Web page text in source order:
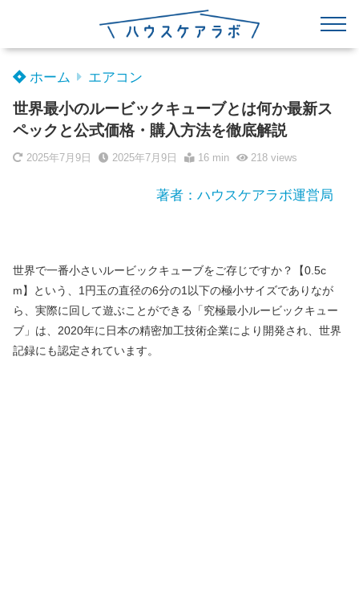
ホーム エアコン
世界最小のルービックキューブとは何か最新ス
ペックと公式価格・購入方法を徹底解説
2025年7月9日 2025年7月9日 16 min 218views
著者：ハウスケアラボ運営局
世界で一番小さいルービックキューブをご存じですか？【0.5c
m】という、1円玉の直径の6分の1以下の極小サイズでありなが
ら、実際に回して遊ぶことができる「究極最小ルービックキュー
ブ」は、2020年に日本の精密加工技術企業により開発され、世界
記録にも認定されています。